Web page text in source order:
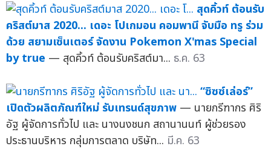
สุดคิ้วท์ ต้อนรับ
คริสต์มาส 2020... เดอะ โปเกมอน คอมพานี จับมือ ทรู ร่วม
ด้วย สยามเซ็นเตอร์ จัดงาน Pokemon X'mas Special
by true — สุดคิ้วท์ ต้อนรับคริสต์มา... ธ.ค. 63
“ซิซซ์เล่อร์”
เปิดตัวผลิตภัณฑ์ใหม่ รับเทรนด์สุขภาพ — นายกรีฑากร ศิริ
อัฐ ผู้จัดการทั่วไป และ นางนงชนก สถานานนท์ ผู้ช่วยรอง
ประธานบริหาร กลุ่มการตลาด บริษัท... มี.ค. 63